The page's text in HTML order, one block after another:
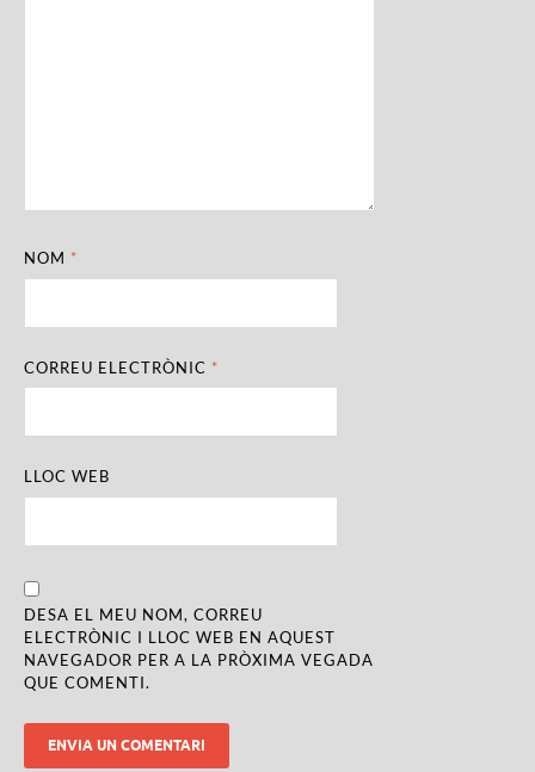
NOM *
CORREU ELECTRÒNIC *
LLOC WEB
DESA EL MEU NOM, CORREU
ELECTRÒNIC I LLOC WEB EN AQUEST
NAVEGADOR PER A LA PRÒXIMA VEGADA
QUE COMENTI.